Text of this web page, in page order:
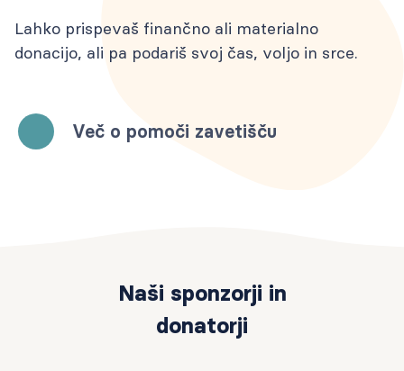
Lahko prispevaš finančno ali materialno
donacijo, ali pa podariš svoj čas, voljo in srce.
Več o pomoči zavetišču
Naši sponzorji in
donatorji